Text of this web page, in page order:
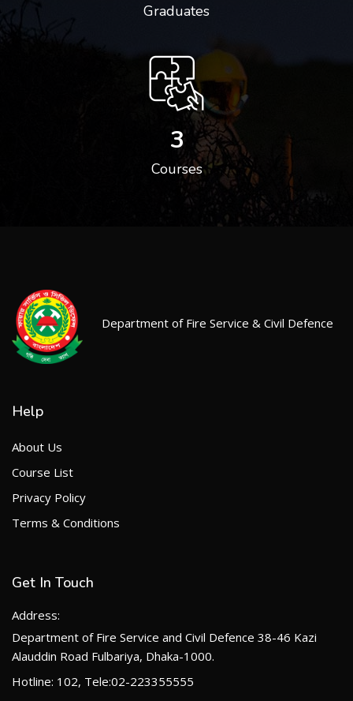
Graduates
3
Courses
Department of Fire Service & Civil Defence
Help
About Us
Course List
Privacy Policy
Terms & Conditions
Get In Touch
Address:
Department of Fire Service and Civil Defence 38-46 Kazi
Alauddin Road Fulbariya, Dhaka-1000.
Hotline: 102, Tele:02-223355555